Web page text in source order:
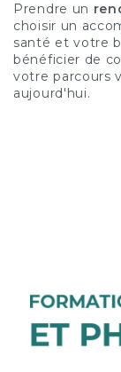
Prendre un
choisir un
santé et votre
bénéficier de
votre parcours
aujourd'hui.